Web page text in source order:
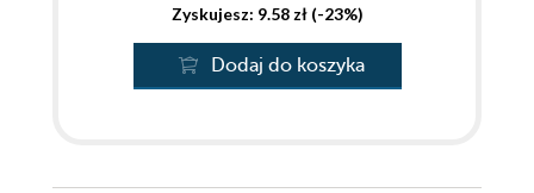
Zyskujesz: 9.58 zł (-23%)
Dodaj do koszyka